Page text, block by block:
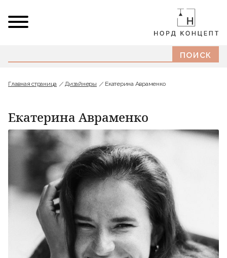
Главная страница Дизайнеры Екатерина Авраменко
Екатерина Авраменко